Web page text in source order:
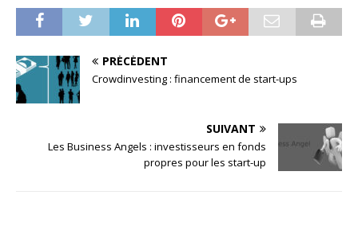
PRÉCÉDENT
Crowdinvesting : financement de start-ups
SUIVANT
Les Business Angels : investisseurs en fonds
propres pour les start-up